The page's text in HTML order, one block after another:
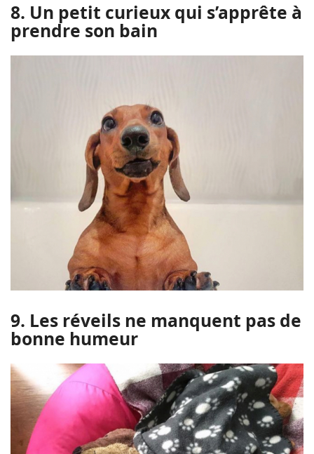
8. Un petit curieux qui s’apprête à
prendre son bain
9. Les réveils ne manquent pas de
bonne humeur